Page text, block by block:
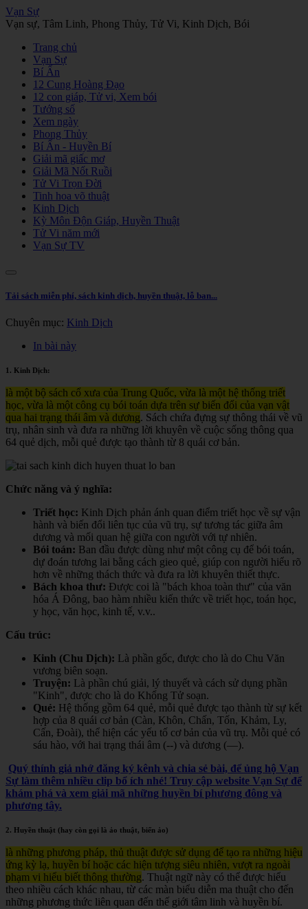
Vạn Sự
Vạn sự, Tâm Linh, Phong Thủy, Tử Vi, Kinh Dịch, Bói
Trang chủ
Vạn Sự
Bí Ẩn
12 Cung Hoàng Đạo
12 con giáp, Tử vi, Xem bói
Tướng số
Xem ngày
Phong Thủy
Bí Ẩn - Huyền Bí
Giải mã giấc mơ
Giải Mã Nốt Ruồi
Tử Vi Trọn Đời
Tinh hoa võ thuật
Kinh Dịch
Kỳ Môn Độn Giáp, Huyền Thuật
Tử Vi năm mới
Vạn Sự TV
Tải sách miễn phí, sách kinh dịch, huyền thuật, lỗ ban...
Chuyên mục: Kinh Dịch
In bài này
1. Kinh Dịch:
là một bộ sách cổ xưa của Trung Quốc, vừa là một hệ thống triết
học, vừa là một công cụ bói toán dựa trên sự biến đổi của vạn vật
qua hai trạng thái âm và dương. Sách chứa đựng sự thông thái về vũ
trụ, nhân sinh và đưa ra những lời khuyên về cuộc sống thông qua
64 quẻ dịch, mỗi quẻ được tạo thành từ 8 quái cơ bản.
Chức năng và ý nghĩa:
Triết học: Kinh Dịch phản ánh quan điểm triết học về sự vận
hành và biến đổi liên tục của vũ trụ, sự tương tác giữa âm
dương và mối quan hệ giữa con người với tự nhiên.
Bói toán: Ban đầu được dùng như một công cụ để bói toán,
dự đoán tương lai bằng cách gieo quẻ, giúp con người hiểu rõ
hơn về những thách thức và đưa ra lời khuyên thiết thực.
Bách khoa thư: Được coi là "bách khoa toàn thư" của văn
hóa Á Đông, bao hàm nhiều kiến thức về triết học, toán học,
y học, văn học, kinh tế, v.v..
Cấu trúc:
Kinh (Chu Dịch): Là phần gốc, được cho là do Chu Văn
vương biên soạn.
Truyện: Là phần chú giải, lý thuyết và cách sử dụng phần
"Kinh", được cho là do Khổng Tử soạn.
Quẻ: Hệ thống gồm 64 quẻ, mỗi quẻ được tạo thành từ sự kết
hợp của 8 quái cơ bản (Càn, Khôn, Chấn, Tốn, Khảm, Ly,
Cấn, Đoài), thể hiện các yếu tố cơ bản của vũ trụ. Mỗi quẻ có
sáu hào, với hai trạng thái âm (--) và dương (—).
Quý thính giả nhớ đăng ký kênh và chia sẻ bài, để ủng hộ Vạn
Sự làm thêm nhiều clip bổ ích nhé! Truy cập website Vạn Sự để
khám phá và xem giải mã những huyền bí phương đông và
phương tây.
2. Huyền thuật (hay còn gọi là ảo thuật, biến ảo)
là những phương pháp, thủ thuật được sử dụng để tạo ra những hiệu
ứng kỳ lạ, huyền bí hoặc các hiện tượng siêu nhiên, vượt ra ngoài
phạm vi hiểu biết thông thường. Thuật ngữ này có thể được hiểu
theo nhiều cách khác nhau, từ các màn biểu diễn ma thuật cho đến
những phương thức liên quan đến thế giới tâm linh và huyền bí.